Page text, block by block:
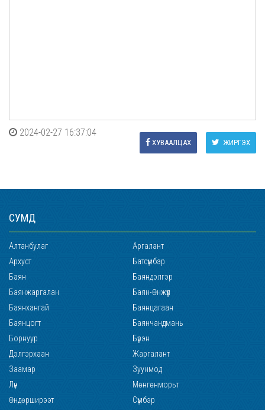
2024-02-27 16:37:04
ЖИРГЭХ
ХУВААЛЦАХ
СУМД
Алтанбулаг
Аргалант
Архуст
Батсүмбэр
Баян
Баяндэлгэр
Баянжаргалан
Баян-Өнжүүл
Баянхангай
Баянцагаан
Баянцогт
Баянчандмань
Борнуур
Бүрэн
Дэлгэрхаан
Жаргалант
Заамар
Зуунмод
Лүн
Мөнгөнморьт
Өндөрширээт
Сүмбэр